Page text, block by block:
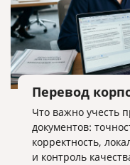
Перевод
Что важно учесть
документов:
корректность,
и контроль